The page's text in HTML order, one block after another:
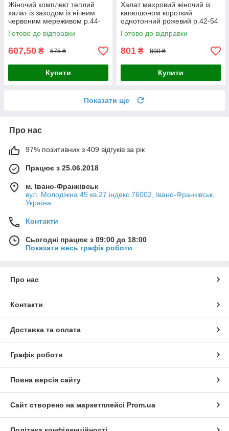
Жіночий комплект теплий
халат із заходом із нічним
червоним мереживом р.44-
58
Готово до відправки
607,50 ₴ 675 ₴
Купити
Халат махровий жіночий із
капюшоном короткий
однотонний рожевий р.42-54
Готово до відправки
801 ₴ 890 ₴
Купити
Показати ще
Про нас
97% позитивних з 409 відгуків за рік
Працює з 25.06.2018
м. Івано-Франківськ
вул. Молодіжна 45 кв.27 індекс 76002, Івано-Франківськ,
Україна
Контакти
Сьогодні працює з 09:00 до 18:00
Показати весь графік роботи
Про нас
Контакти
Доставка та оплата
Графік роботи
Повна версія сайту
Сайт створено на маркетплейсі Prom.ua